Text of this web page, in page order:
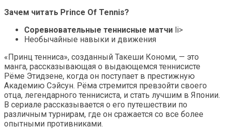
Зачем читать Prince Of Tennis?
Соревновательные теннисные матчи li>
Необычайные навыки и движения
«Принц тенниса», созданный Такеши Кономи, — это
манга, рассказывающая о выдающемся теннисисте
Рёме Этидзене, когда он поступает в престижную
Академию Сэйсун. Рёма стремится превзойти своего
отца, легендарного теннисиста, и стать лучшим в Японии.
В сериале рассказывается о его путешествии по
различным турнирам, где он сражается со все более
опытными противниками.